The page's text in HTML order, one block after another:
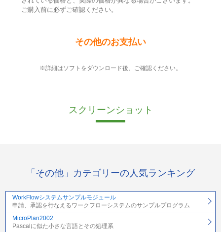
ご購入前に必ずご確認ください。
その他のお支払い
※詳細はソフトをダウンロード後、ご確認ください。
スクリーンショット
「その他」カテゴリーの人気ランキング
WorkFlowシステムサンプルモジュール
申請、承認を行なえるワークフローシステムのサンプルプログラム
MicroPlan2002
Pascalに似た小さな言語とその処理系